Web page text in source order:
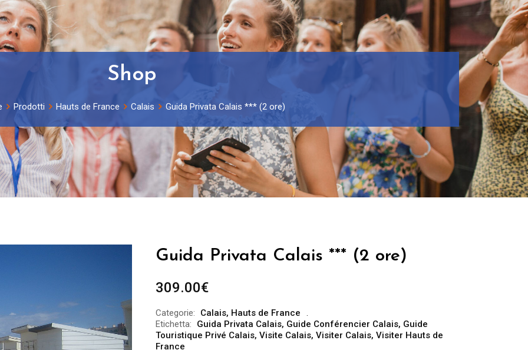
Shop
Prodotti Hauts de France Calais Guida Privata Calais *** (2 ore)
Guida Privata Calais *** (2 ore)
309.00€
Categorie: Calais, Hauts de France
Etichetta:
Guida Privata Calais, Guide Conférencier Calais, Guide
Touristique Privé Calais, Visite Calais, Visiter Calais, Visiter Hauts de
France